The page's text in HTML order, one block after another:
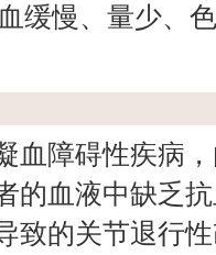
慢、量少、色
血障碍性疾病
的血液中缺乏
致的关节退行